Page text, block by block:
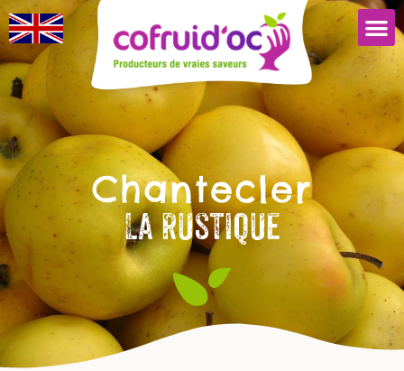
Chantecler
La rustique